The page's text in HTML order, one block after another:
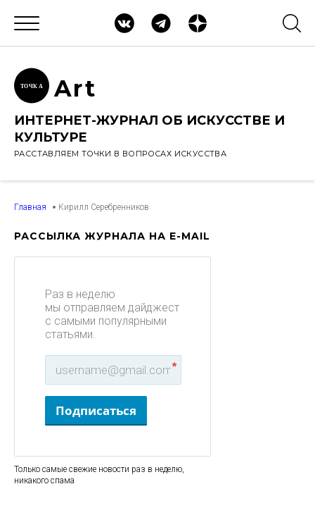
ТОЧК А Art
ИНТЕРНЕТ-ЖУРНАЛ ОБ ИСКУССТВЕ И
КУЛЬТУРЕ
РАССТАВЛЯЕМ ТОЧКИ В ВОПРОСАХ ИСКУССТВА
Главная Кирилл Серебренников
РАССЫЛКА ЖУРНАЛА НА E-MAIL
Раз в неделю
мы отправляем дайджест
с самыми популярными
статьями.
*
Подписаться
Только самые свежие новости раз в неделю,
никакого спама